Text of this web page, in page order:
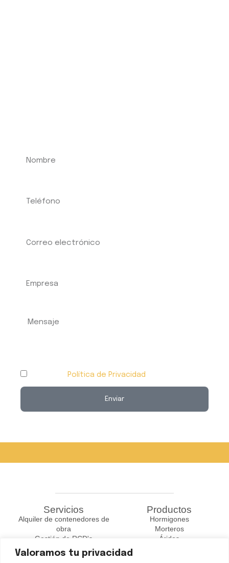
Valoramos tu privacidad
Política de Privacidad
Enviar
t
e
Servicios
Alquiler de contenedores de
obra
Gestión de RCD's
Transporte y Distribución
Productos
Hormigones
Morteros
Áridos